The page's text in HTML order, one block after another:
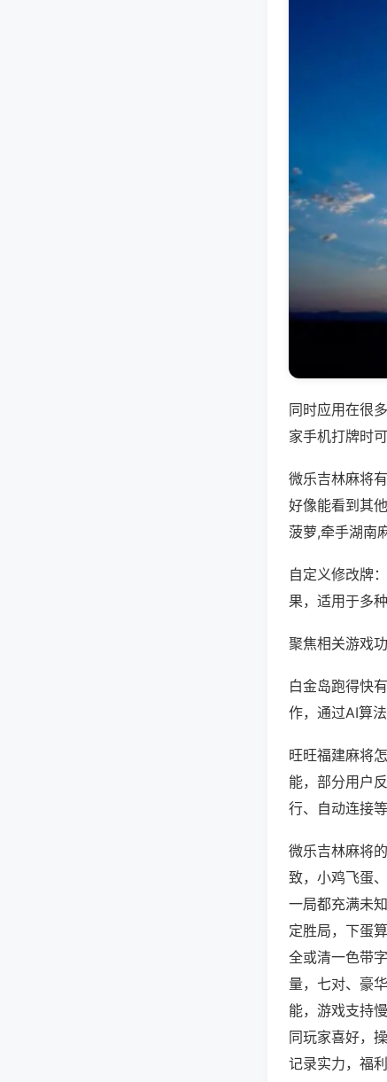
同时应用在很
家手机打牌时
微乐吉林麻将
好像能看到其
菠萝,牵手湖南
自定义修改牌
果，适用于多
聚焦相关游戏
白金岛跑得快
作，通过AI算
旺旺福建麻将
能，部分用户
行、自动连接
微乐吉林麻将
致，小鸡飞蛋
一局都充满未
定胜局，下蛋
全或清一色带
量，七对、豪
能，游戏支持
同玩家喜好，
记录实力，福